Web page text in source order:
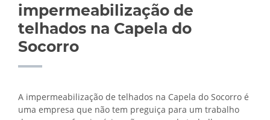
impermeabilização de
telhados na Capela do
Socorro
A impermeabilização de telhados na Capela do Socorro é
uma empresa que não tem preguiça para um trabalho